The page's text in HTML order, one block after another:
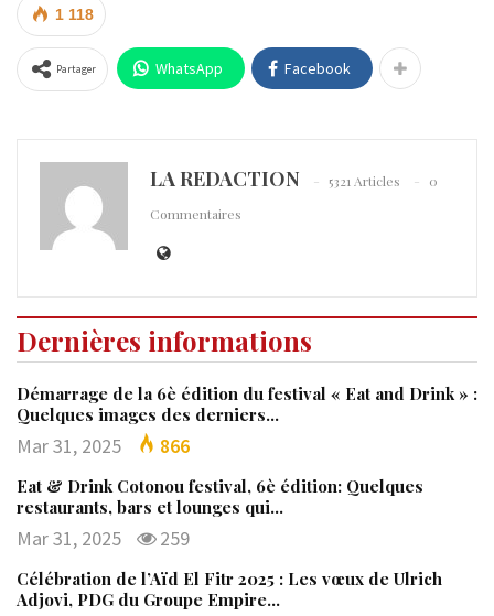
1 118
Partager WhatsApp Facebook
LA REDACTION 5321 Articles
0
Commentaires
Dernières informations
Démarrage de la 6è édition du festival « Eat and Drink » :
Quelques images des derniers…
Mar 31, 2025 866
Eat & Drink Cotonou festival, 6è édition: Quelques
restaurants, bars et lounges qui…
Mar 31, 2025 259
Célébration de l’Aïd El Fitr 2025 : Les vœux de Ulrich
Adjovi, PDG du Groupe Empire…